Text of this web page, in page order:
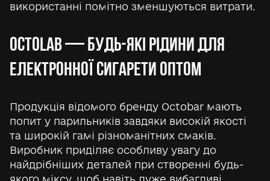
використанні помітно зменшуються витрати.
OCTOLAB — БУДЬ-ЯКІ РІДИНИ ДЛЯ
ЕЛЕКТРОННОЇ СИГАРЕТИ ОПТОМ
Продукція відомого бренду Octobar мають
попит у парильників завдяки високій якості
та широкій гамі різноманітних смаків.
Виробник приділяє особливу увагу до
найдрібніших деталей при створенні будь-